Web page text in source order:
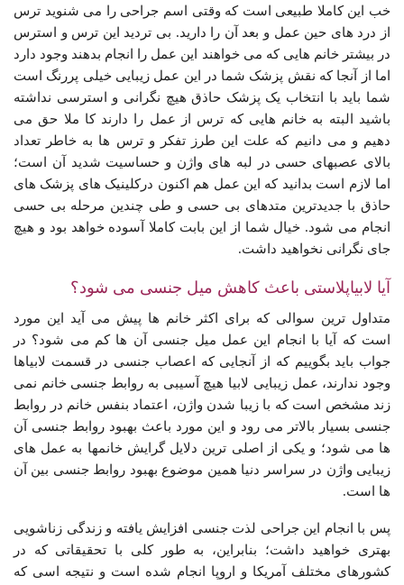
خب این کاملا طبیعی است که وقتی اسم جراحی را می شنوید ترس
از درد های حین عمل و بعد آن را دارید. بی تردید این ترس و استرس
در بیشتر خانم هایی که می خواهند این عمل را انجام بدهند وجود دارد
اما از آنجا که نقش پزشک شما در این عمل زیبایی خیلی پررنگ است
شما باید با انتخاب یک پزشک حاذق هیچ نگرانی و استرسی نداشته
باشید البته به خانم هایی که ترس از عمل را دارند کا ملا حق می
دهیم و می دانیم که علت این طرز تفکر و ترس ها به خاطر تعداد
بالای عصبهای حسی در لبه های واژن و حساسیت شدید آن است؛
اما لازم است بدانید که این عمل هم اکنون درکلینیک های پزشک های
حاذق با جدیدترین متدهای بی حسی و طی چندین مرحله بی حسی
انجام می شود. خیال شما از این بابت کاملا آسوده خواهد بود و هیچ
جای نگرانی نخواهید داشت.
آیا لابیاپلاستی باعث کاهش میل جنسی می شود؟
متداول ترین سوالی که برای اکثر خانم ها پیش می آید این مورد
است که آیا با انجام این عمل میل جنسی آن ها کم می شود؟ در
جواب باید بگوییم که از آنجایی که اعصاب جنسی در قسمت لابیاها
وجود ندارند، عمل زیبایی لابیا هیچ آسیبی به روابط جنسی خانم نمی
زند مشخص است که با زیبا شدن واژن، اعتماد بنفس خانم در روابط
جنسی بسیار بالاتر می رود و این مورد باعث بهبود روابط جنسی آن
ها می شود؛ و یکی از اصلی ترین دلایل گرایش خانمها به عمل های
زیبایی واژن در سراسر دنیا همین موضوع بهبود روابط جنسی بین آن
ها است.
پس با انجام این جراحی لذت جنسی افزایش یافته و زندگی زناشویی
بهتری خواهید داشت؛ بنابراین، به طور کلی با تحقیقاتی که در
کشورهای مختلف آمریکا و اروپا انجام شده است و نتیجه اسی که